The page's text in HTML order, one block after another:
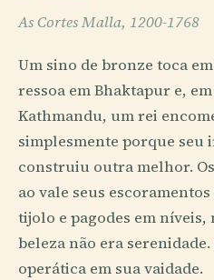
As Cortes Malla, 1200-1768
Um sino de bronze toca
ressoa em Bhaktapur e,
Kathmandu, um rei
simplesmente porque
construiu outra melhor.
ao vale seus
tijolo e pagodes em níveis,
beleza não era
operática em sua vaidade.